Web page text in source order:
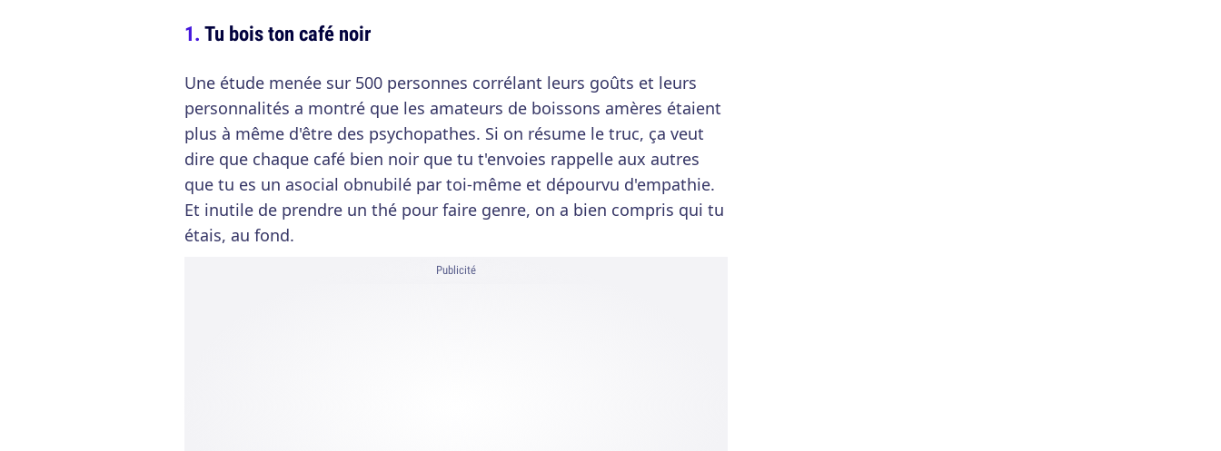
Tu bois ton café noir
Une étude menée sur 500 personnes corrélant leurs goûts et leurs
personnalités a montré que les amateurs de boissons amères étaient
plus à même d'être des psychopathes. Si on résume le truc, ça veut
dire que chaque café bien noir que tu t'envoies rappelle aux autres
que tu es un asocial obnubilé par toi-même et dépourvu d'empathie.
Et inutile de prendre un thé pour faire genre, on a bien compris qui tu
étais, au fond.
Publicité